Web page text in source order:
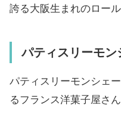
誇る大阪生まれのロール
パティスリーモン
パティスリーモンシェ
るフランス洋菓子屋さん